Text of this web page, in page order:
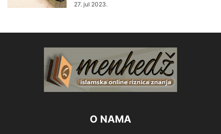
27. jul 2023.
O NAMA